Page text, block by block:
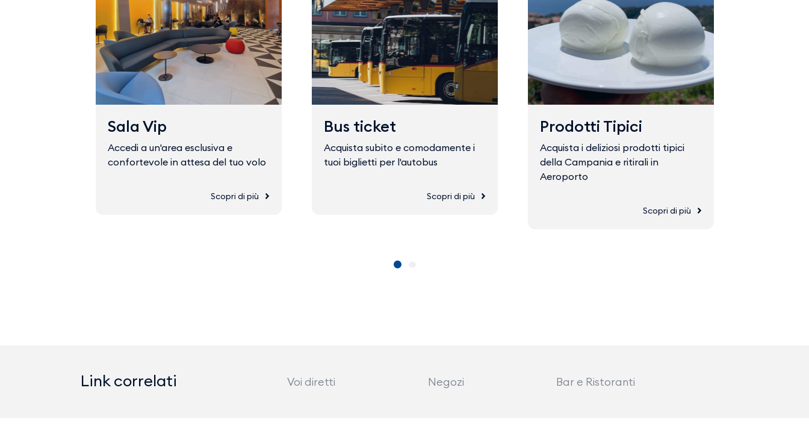
Sala Vip
Accedi a un'area esclusiva e
confortevole in attesa del tuo volo
Scopri di più
Bus ticket
Acquista subito e comodamente i
tuoi biglietti per l'autobus
Scopri di più
Prodotti Tipici
Acquista i deliziosi prodotti tipici
della Campania e ritirali in
Aeroporto
Scopri di più
Link correlati Voi diretti Negozi Bar e Ristoranti